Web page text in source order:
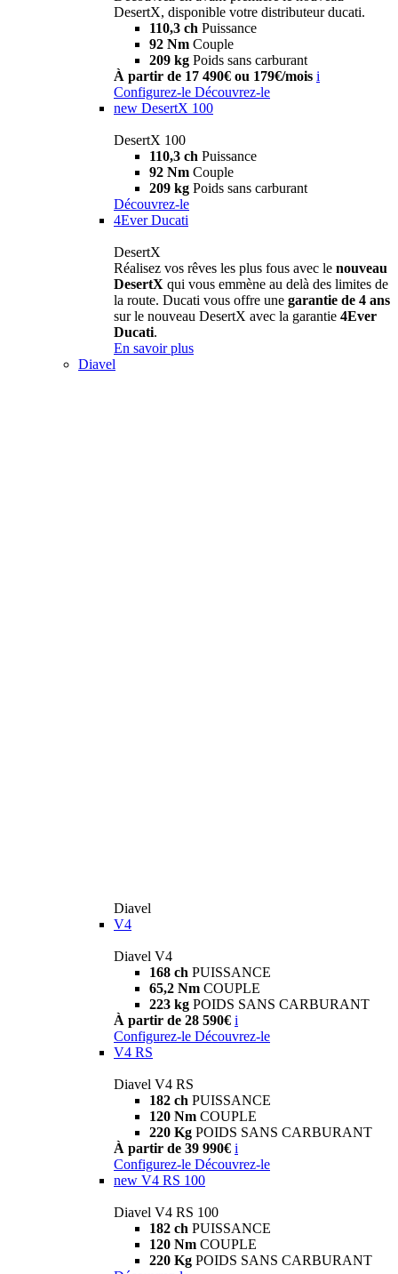
DesertX, disponible votre distributeur ducati.
110,3 ch Puissance
92 Nm Couple
209 kg Poids sans carburant
À partir de 17 490€ ou 179€/mois i
Configurez-le Découvrez-le
new DesertX 100
DesertX 100
110,3 ch Puissance
92 Nm Couple
209 kg Poids sans carburant
Découvrez-le
4Ever Ducati
DesertX
Réalisez vos rêves les plus fous avec le nouveau
DesertX qui vous emmène au delà des limites de
la route. Ducati vous offre une garantie de 4 ans
sur le nouveau DesertX avec la garantie 4Ever
Ducati.
En savoir plus
Diavel
Diavel
V4
Diavel V4
168 ch PUISSANCE
65,2 Nm COUPLE
223 kg POIDS SANS CARBURANT
À partir de 28 590€ i
Configurez-le Découvrez-le
V4 RS
Diavel V4 RS
182 ch PUISSANCE
120 Nm COUPLE
220 Kg POIDS SANS CARBURANT
À partir de 39 990€ i
Configurez-le Découvrez-le
new V4 RS 100
Diavel V4 RS 100
182 ch PUISSANCE
120 Nm COUPLE
220 Kg POIDS SANS CARBURANT